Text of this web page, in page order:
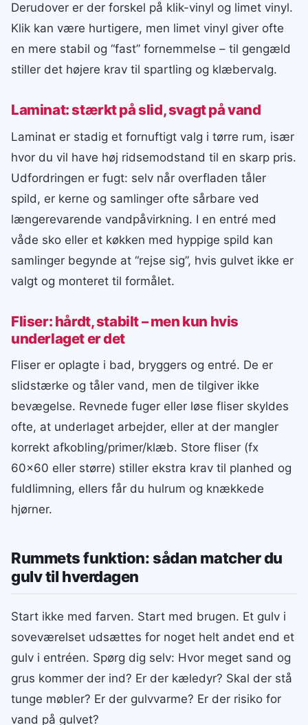
Derudover er der forskel på klik-vinyl og limet vinyl.
Klik kan være hurtigere, men limet vinyl giver ofte
en mere stabil og “fast” fornemmelse – til gengæld
stiller det højere krav til spartling og klæbervalg.
Laminat: stærkt på slid, svagt på vand
Laminat er stadig et fornuftigt valg i tørre rum, især
hvor du vil have høj ridsemodstand til en skarp pris.
Udfordringen er fugt: selv når overfladen tåler
spild, er kerne og samlinger ofte sårbare ved
længerevarende vandpåvirkning. I en entré med
våde sko eller et køkken med hyppige spild kan
samlinger begynde at “rejse sig”, hvis gulvet ikke er
valgt og monteret til formålet.
Fliser: hårdt, stabilt – men kun hvis
underlaget er det
Fliser er oplagte i bad, bryggers og entré. De er
slidstærke og tåler vand, men de tilgiver ikke
bevægelse. Revnede fuger eller løse fliser skyldes
ofte, at underlaget arbejder, eller at der mangler
korrekt afkobling/primer/klæb. Store fliser (fx
60×60 eller større) stiller ekstra krav til planhed og
fuldlimning, ellers får du hulrum og knækkede
hjørner.
Rummets funktion: sådan matcher du
gulv til hverdagen
Start ikke med farven. Start med brugen. Et gulv i
soveværelset udsættes for noget helt andet end et
gulv i entréen. Spørg dig selv: Hvor meget sand og
grus kommer der ind? Er der kæledyr? Skal der stå
tunge møbler? Er der gulvvarme? Er der risiko for
vand på gulvet?